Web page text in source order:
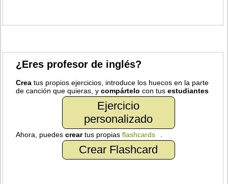
¿Eres profesor de inglés?
Crea tus propios ejercicios, introduce los huecos en la parte
de canción que quieras, ycompártelo con tusestudiantes
Ejercicio
personalizado
Ahora, puedescreartus propiasflashcards
Crear Flashcard